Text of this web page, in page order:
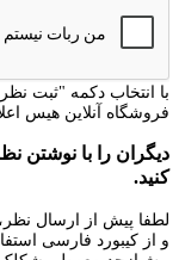
با انتخاب دکمه "ثبت
فروشگاه آنلاین هیس
دیگران را با نوشتن
کنید.
لطفا پیش از ارسال